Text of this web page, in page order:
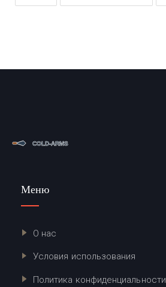
Меню
О нас
Условия использования
Политика конфиденциальности